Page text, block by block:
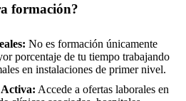
formación?
No es formación únicamente
porcentaje de tu tiempo trabajando
en instalaciones de primer nivel.
Activa: Accede a ofertas laborales en